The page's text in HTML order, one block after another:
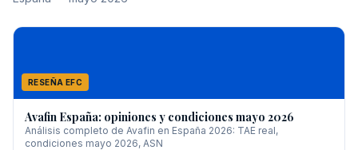
RESEÑA EFC
Avafin España: opiniones y condiciones mayo 2026
Análisis completo de Avafin en España 2026: TAE real,
condiciones mayo 2026, ASN